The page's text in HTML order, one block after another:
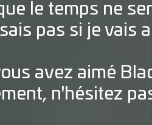
le temps ne
pas si je vais
avez aimé
n'hésitez